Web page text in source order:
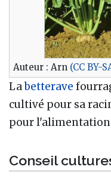
Auteur : Arn (CC BY-
Labetterave
cultivé pour sa
pour l'alimentation
Conseil